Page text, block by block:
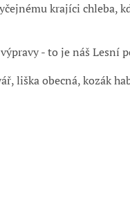
krajíci chleba,
- to je náš Lesní
liška obecná, kozák